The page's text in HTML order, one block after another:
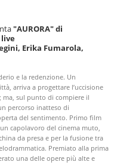
"AURORA" di
Erika Fumarola,
e la redenzione. Un
arriva a progettare l’uccisione
ma, sul punto di compiere il
percorso inatteso di
del sentimento. Primo film
capolavoro del cinema muto,
da presa e per la fusione tra
Premiato alla prima
una delle opere più alte e